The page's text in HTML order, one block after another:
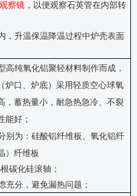
察镜 ，以便观察石英管在内部转
，升温保温降温过程中炉壳表面
高纯氧化铝聚轻材料制作而成，
炉口、炉底）采用轻质空心球氧
，蓄热量小，耐急热急冷、不裂
能好 ；
别为：硅酸铝纤维板、氧化铝纤
）纤维板
根碳化硅滚轴；
充分，避免漏热问题；